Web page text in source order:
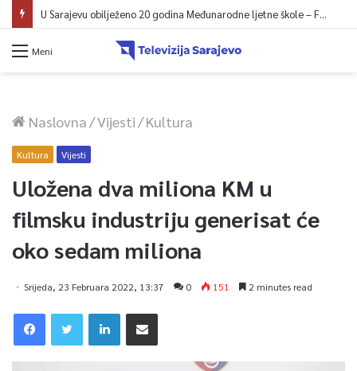
U Sarajevu obilježeno 20 godina Međunarodne ljetne škole – Fokus na izazovima međunarodne pravde
Meni
Naslovna/Vijesti/Kultura
Kultura Vijesti
Uložena dva miliona KM u
filmsku industriju generisat će
oko sedam miliona
Srijeda, 23 Februara 2022, 13:37 0 151 2 minutes read